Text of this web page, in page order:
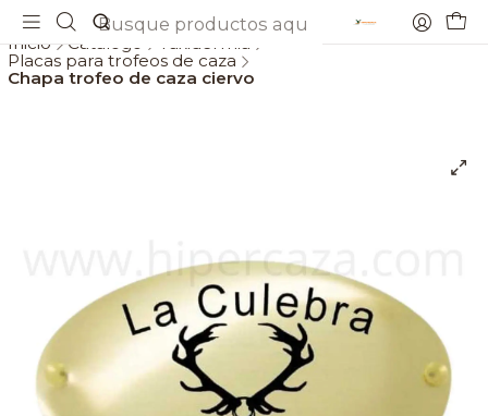
Inicio Catálogo
Placas para trofeos de caza
Chapa trofeo de caza ciervo